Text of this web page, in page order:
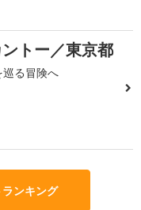
トー／東京都
る冒険へ
ンキング